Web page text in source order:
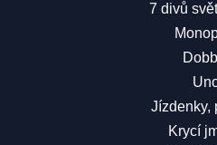
7 divů
Jízdenky,
Krycí